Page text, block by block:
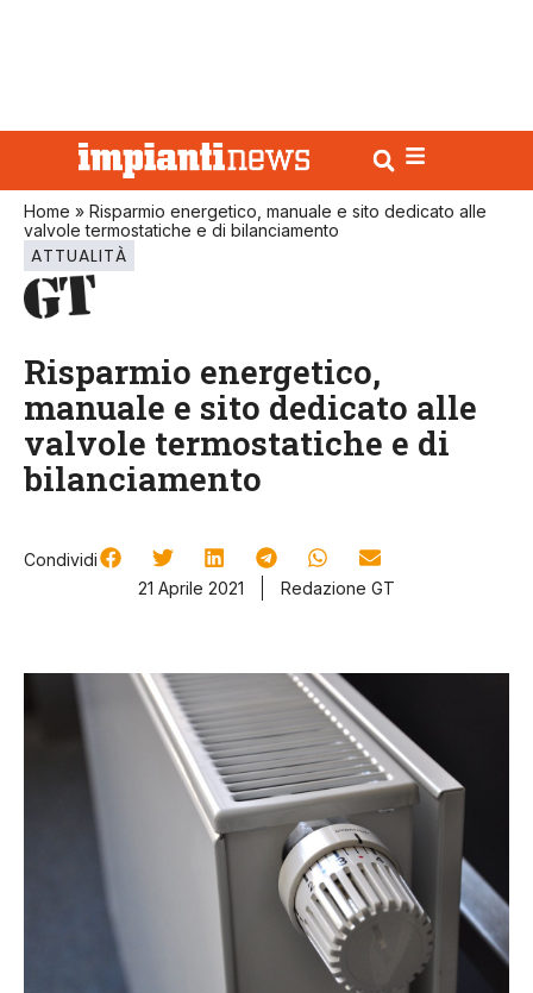
Home » Risparmio energetico, manuale e sito dedicato alle
valvole termostatiche e di bilanciamento
ATTUALITÀ
Risparmio energetico,
manuale e sito dedicato alle
valvole termostatiche e di
bilanciamento
Condividi
21 Aprile 2021
Redazione GT